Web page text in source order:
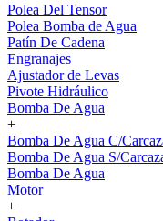
Polea Del Tensor
Polea Bomba de Agua
Patín De Cadena
Engranajes
Ajustador de Levas
Pivote Hidráulico
Bomba De Agua
+
Bomba De Agua C/
Bomba De Agua S/
Bomba De Agua
Motor
+